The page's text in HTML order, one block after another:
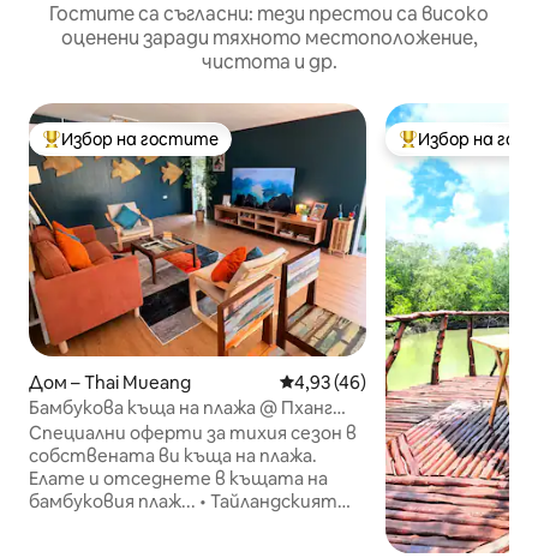
Гостите са съгласни: тези престои са високо
оценени заради тяхното местоположение,
чистота и др.
Най-популярен избор на гостите
Избор на гостите
Дом – Thai Mueang Средна оценка: 4,93 от 5,
4,93 (46)
Бамбукова къща на плажа @ Пханг
Нга (2 спални)
Специални оферти за тихия сезон в
собствената ви къща на плажа.
Елате и отседнете в къщата на
бамбуковия плаж... • Тайландският
Най-популярен
Избор на